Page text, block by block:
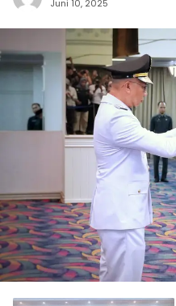
dan
dinamis,
memiliki
kisaran
harga
murah
dari
Koran
maupun
media
Juni 10, 2025